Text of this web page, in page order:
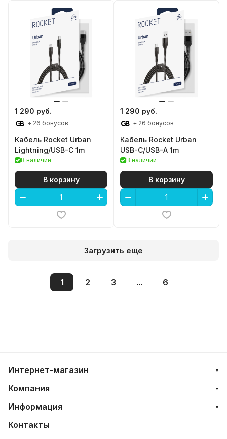
1 290 руб.
+ 26 бонусов
Кабель Rocket Urban
Lightning/USB-C 1m
В наличии
В корзину
1 290 руб.
+ 26 бонусов
Кабель Rocket Urban
USB-C/USB-A 1m
В наличии
В корзину
Загрузить еще
1 2 3 ... 6
Интернет-магазин
Компания
Информация
Контакты